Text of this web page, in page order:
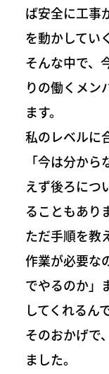
ば安全に工事
を動かしてい
そんな中で、
りの働くメン
ます。
私のレベルに
「今は分か
えず後ろにつ
ることもあり
ただ手順を教
作業が必要な
でやるのか」
してくれるん
そのおかげで
ました。